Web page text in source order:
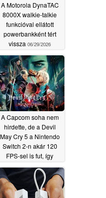
A Motorola DynaTAC
8000X walkie-talkie
funkcióval ellátott
powerbankként tért
vissza 06/29/2026
A Capcom soha nem
hirdette, de a Devil
May Cry 5 a Nintendo
Switch 2-n akár 120
FPS-sel is fut, így
verziót
06/28/2026